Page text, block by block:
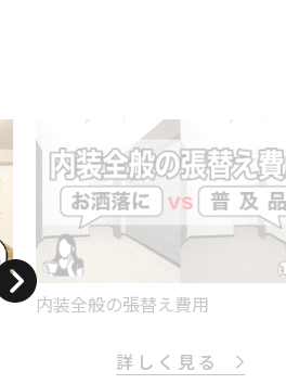
内装全般の張替え費用
詳しく見る